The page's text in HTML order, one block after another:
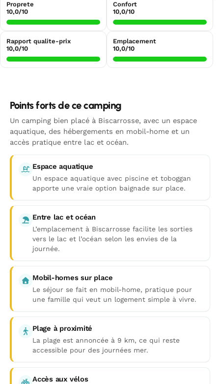
Proprete
10,0/10
Confort
10,0/10
Rapport qualite-prix
10,0/10
Emplacement
10,0/10
Points forts de ce camping
Un camping bien placé à Biscarrosse, avec un espace
aquatique, des hébergements en mobil-home et un
accès pratique entre lac et océan.
Espace aquatique
Un espace aquatique avec piscine et toboggan
apporte une vraie option baignade sur place.
Entre lac et océan
L’emplacement à Biscarrosse facilite les sorties
vers le lac et l’océan selon les envies de la
journée.
Mobil-homes sur place
Le séjour se fait en mobil-home, pratique pour
une famille qui veut un logement simple à vivre.
Plage à proximité
La plage est annoncée à 9 km, ce qui reste
accessible pour des journées mer.
Accès aux vélos